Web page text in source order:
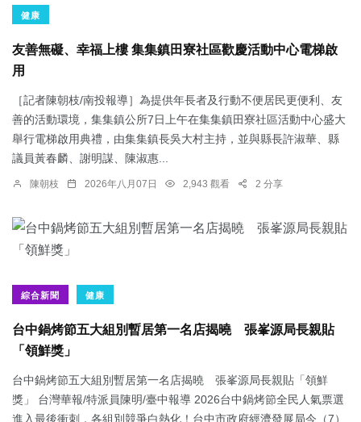
健康
友善無礙、幸福上樓 集集鎮田寮社區歡慶活動中心電梯啟
用
［記者陳朝枝/南投報導］為提供年長者及行動不便居民更便利、友
善的活動環境，集集鎮公所7日上午在集集鎮田寮社區活動中心盛大
舉行電梯啟用典禮，由集集鎮長吳大村主持，並與縣長許淑華、縣
議員黃春麟、謝明謀、陳淑惠...
陳朝枝 2026年八月07日 2,943 觀看 2 分享
綜合新聞 健康
台中鍋烤節五大組別暫居第一名店揭曉 張峯源局長親貼
「領鮮獎」
台中鍋烤節五大組別暫居第一名店揭曉 張峯源局長親貼「領鮮
獎」 台灣華報/特派員陳明/臺中報導 2026台中鍋烤節全民人氣票選
進入最後衝刺，各組別競爭白熱化！台中市政府經濟發展局今（7）